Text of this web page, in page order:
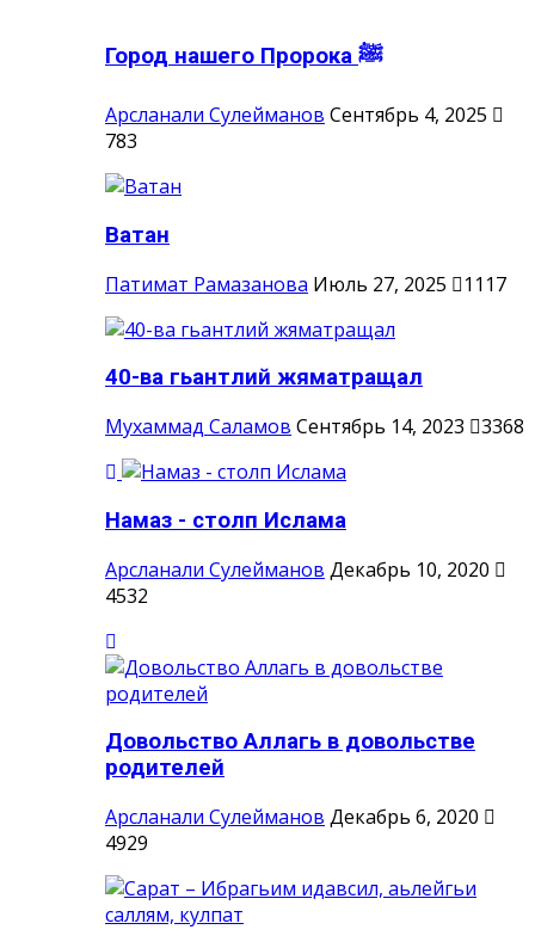
Город нашего Пророка ‎ﷺ
Арсланали Сулейманов Сентябрь 4, 2025
783
Ватан
Патимат Рамазанова Июль 27, 2025 1117
40-ва гьантлий жяматращал
Мухаммад Саламов Сентябрь 14, 2023 3368
Намаз - столп Ислама
Арсланали Сулейманов Декабрь 10, 2020
4532
Довольство Аллагь в довольстве
родителей
Арсланали Сулейманов Декабрь 6, 2020
4929